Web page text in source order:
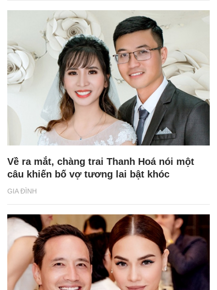
GIA ĐÌNH
Về ra mắt, chàng trai Thanh Hoá nói một
câu khiến bố vợ tương lai bật khóc